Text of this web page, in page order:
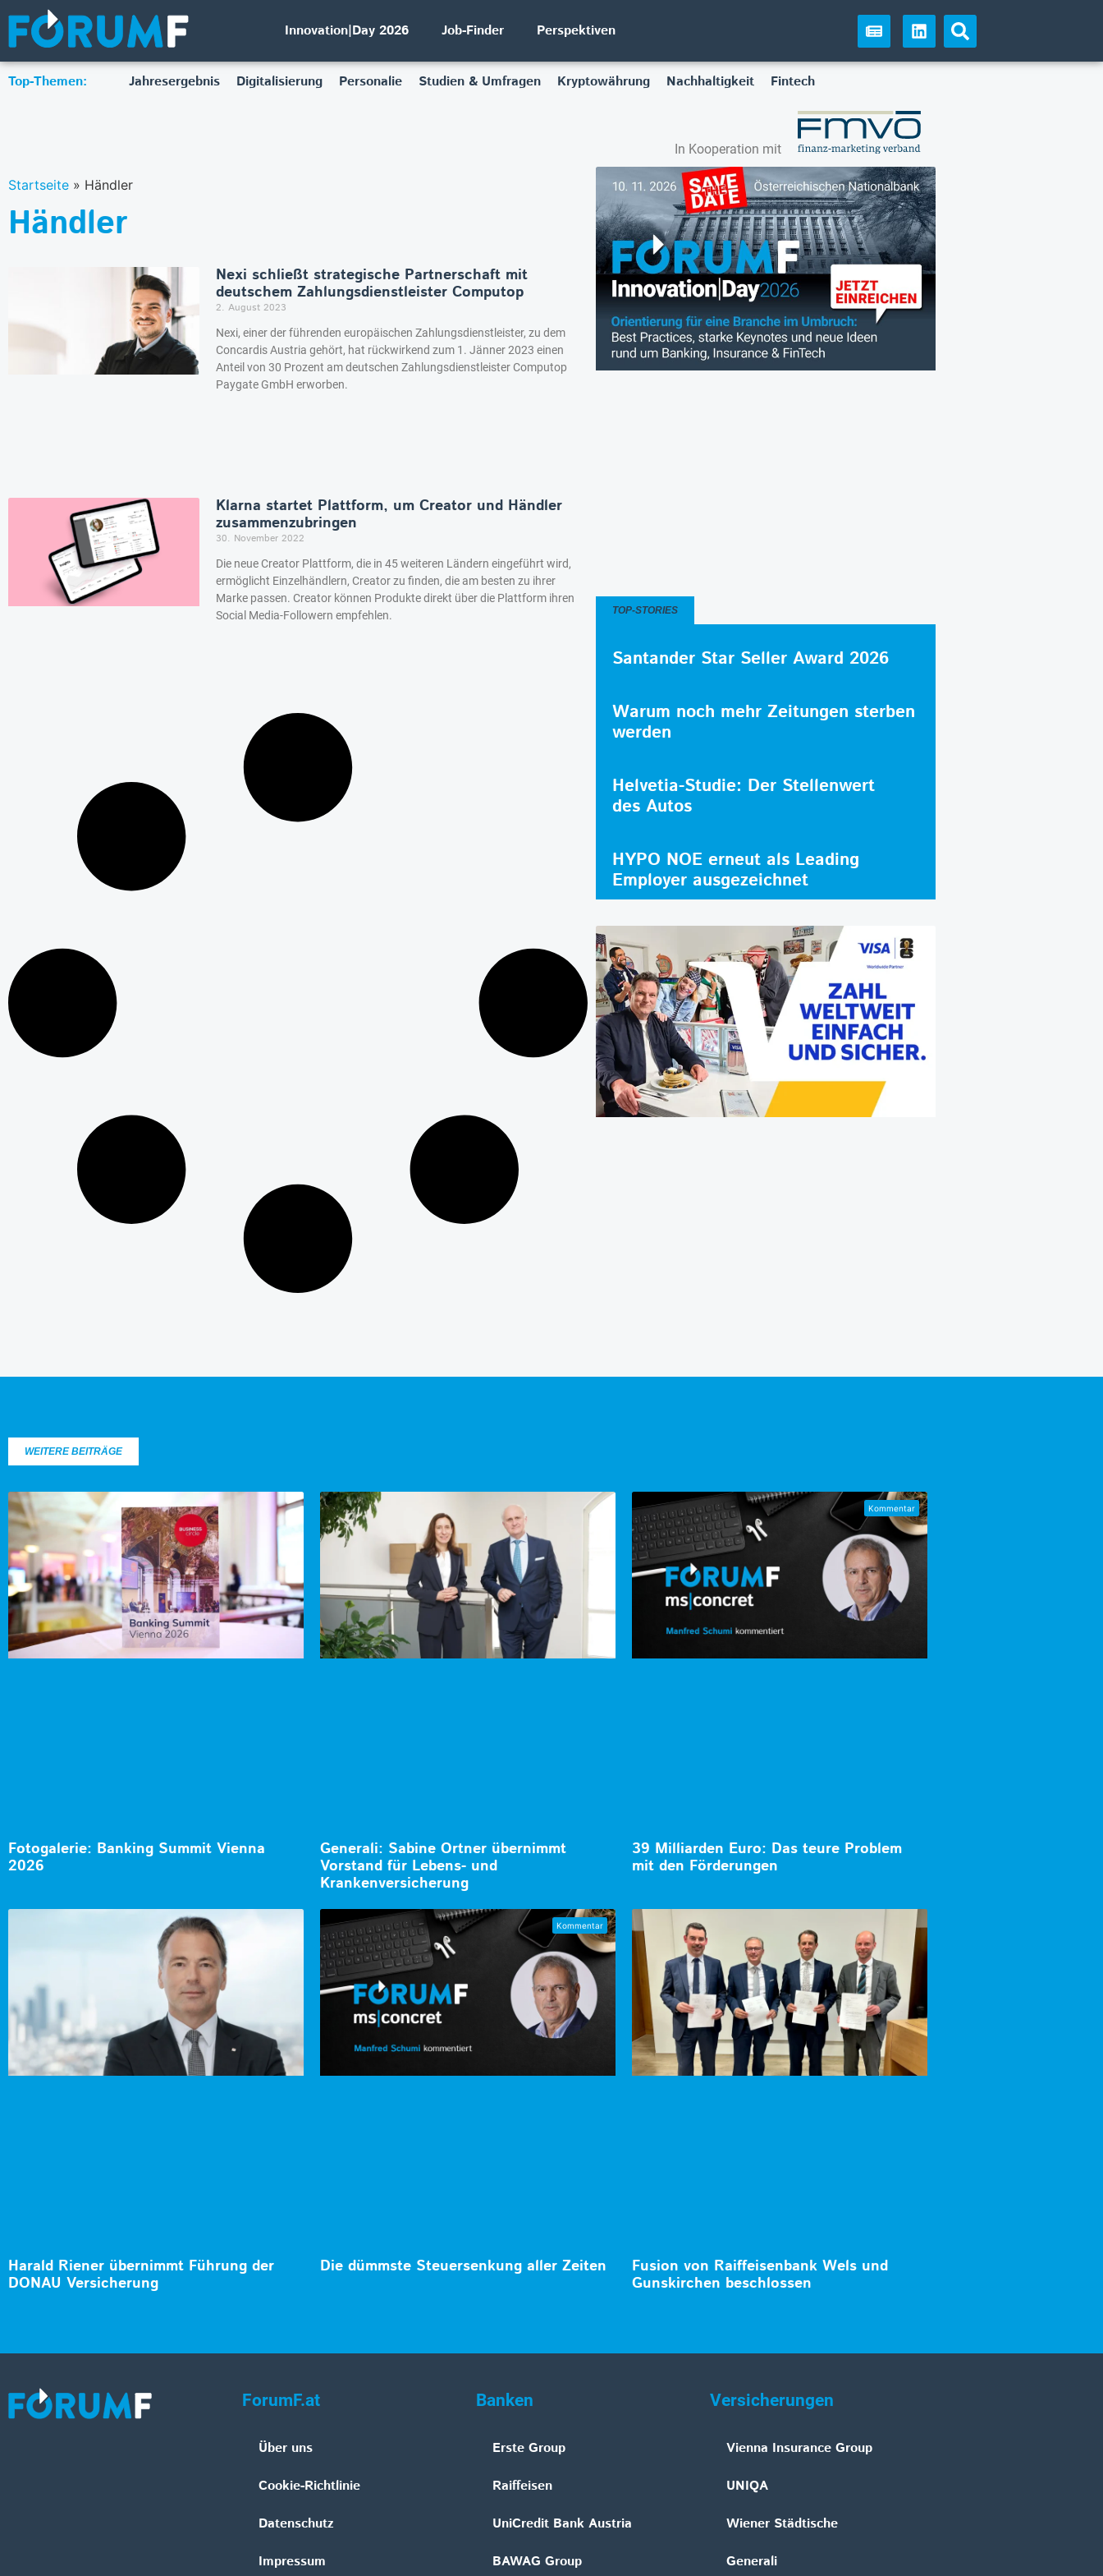
Innovation|Day 2026 Job-Finder Perspektiven
Top-Themen: Jahresergebnis Digitalisierung Personalie Studien & Umfragen Kryptowährung Nachhaltigkeit Fintech
In Kooperation mit
Startseite » Händler
Händler
Nexi schließt strategische Partnerschaft mit
deutschem Zahlungsdienstleister Computop
2. August 2023
Nexi, einer der führenden europäischen Zahlungsdienstleister, zu dem
Concardis Austria gehört, hat rückwirkend zum 1. Jänner 2023 einen
Anteil von 30 Prozent am deutschen Zahlungsdienstleister Computop
Paygate GmbH erworben.
Klarna startet Plattform, um Creator und Händler
zusammenzubringen
30. November 2022
Die neue Creator Plattform, die in 45 weiteren Ländern eingeführt wird,
ermöglicht Einzelhändlern, Creator zu finden, die am besten zu ihrer
Marke passen. Creator können Produkte direkt über die Plattform ihren
Social Media-Followern empfehlen.
TOP-STORIES
Santander Star Seller Award 2026
Warum noch mehr Zeitungen sterben
werden
Helvetia-Studie: Der Stellenwert
des Autos
HYPO NOE erneut als Leading
Employer ausgezeichnet
WEITERE BEITRÄGE
Fotogalerie: Banking Summit Vienna
2026
Generali: Sabine Ortner übernimmt
Vorstand für Lebens- und
Krankenversicherung
39 Milliarden Euro: Das teure Problem
mit den Förderungen
Harald Riener übernimmt Führung der
DONAU Versicherung
Die dümmste Steuersenkung aller Zeiten
Fusion von Raiffeisenbank Wels und
Gunskirchen beschlossen
ForumF.at
Über uns
Cookie-Richtlinie
Datenschutz
Impressum
Banken
Erste Group
Raiffeisen
UniCredit Bank Austria
BAWAG Group
Versicherungen
Vienna Insurance Group
UNIQA
Wiener Städtische
Generali